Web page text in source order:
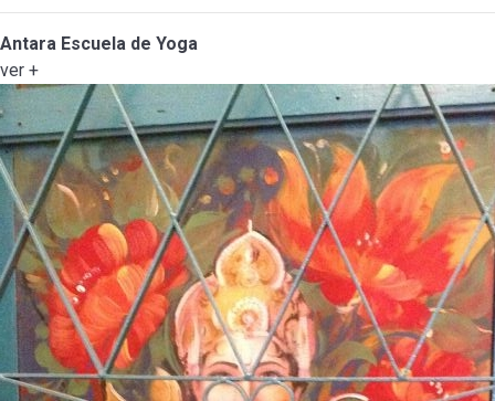
Antara Escuela de Yoga
ver +